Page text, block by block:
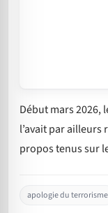
Début mars
l’avait par ailleurs
propos tenus sur
apologie du terrorisme